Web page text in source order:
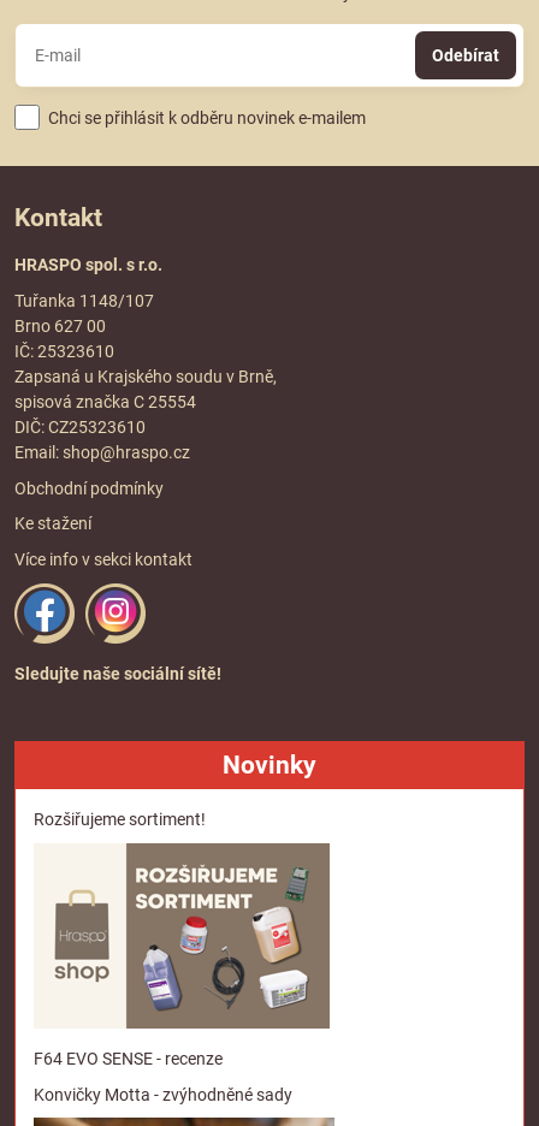
Odebírat
Chci se přihlásit k odběru novinek e-mailem
Kontakt
HRASPO spol. s r.o.
Tuřanka 1148/107
Brno 627 00
IČ: 25323610
Zapsaná u Krajského soudu v Brně,
spisová značka C 25554
DIČ: CZ25323610
Email: shop@hraspo.cz
Obchodní podmínky
Ke stažení
Více info v sekci kontakt
Sledujte naše sociální sítě!
Novinky
Rozšiřujeme sortiment!
F64 EVO SENSE - recenze
Konvičky Motta - zvýhodněné sady